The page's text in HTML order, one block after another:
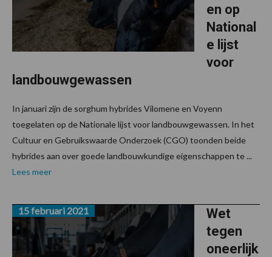
en op
National
e lijst
voor
landbouwgewassen
In januari zijn de sorghum hybrides Vilomene en Voyenn
toegelaten op de Nationale lijst voor landbouwgewassen. In het
Cultuur en Gebruikswaarde Onderzoek (CGO) toonden beide
hybrides aan over goede landbouwkundige eigenschappen te ...
Lees meer
Wet
tegen
oneerlijk
15 februari 2021